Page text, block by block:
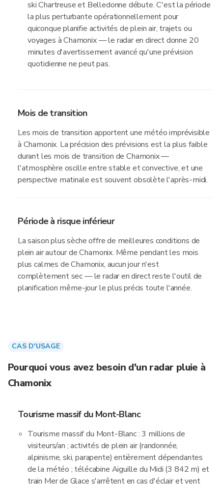
ski Chartreuse et Belledonne débute. C'est la période
la plus perturbante opérationnellement pour
quiconque planifie activités de plein air, trajets ou
voyages à Chamonix — le radar en direct donne 20
minutes d'avertissement avancé qu'une prévision
quotidienne ne peut pas.
Mois de transition
Les mois de transition apportent une météo imprévisible
à Chamonix. La précision des prévisions est la plus faible
durant les mois de transition de Chamonix —
l'atmosphère oscille entre stable et convective, et une
perspective matinale est souvent obsolète l'après-midi.
Période à risque inférieur
La saison plus sèche offre de meilleures conditions de
plein air autour de Chamonix. Même pendant les mois
plus calmes de Chamonix, aucun jour n'est
complètement sec — le radar en direct reste l'outil de
planification même-jour le plus précis toute l'année.
CAS D'USAGE
Pourquoi vous avez besoin d'un radar pluie à
Chamonix
Tourisme massif du Mont-Blanc
Tourisme massif du Mont-Blanc : 3 millions de
visiteurs/an ; activités de plein air (randonnée,
alpinisme, ski, parapente) entièrement dépendantes
de la météo ; télécabine Aiguille du Midi (3 842 m) et
train Mer de Glace s'arrêtent en cas d'éclair et vent